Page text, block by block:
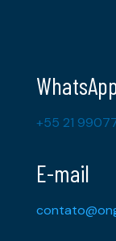
+55 21
E-mail